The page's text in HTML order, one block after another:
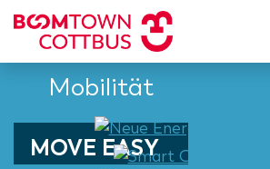
MOVE EASY
Mobilität